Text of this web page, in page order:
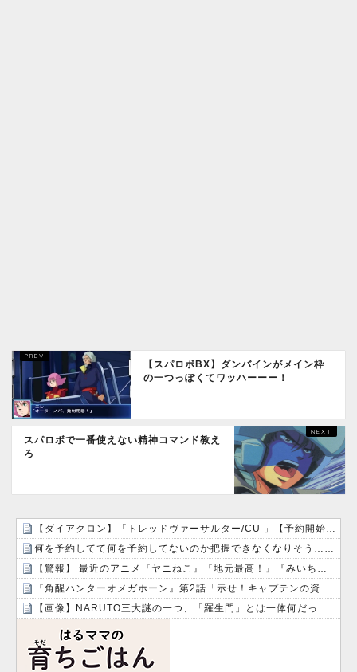
【スパロボBX】ダンバインがメイン枠
の一つっぽくてワッハーーー！
スパロボで一番使えない精神コマンド教え
ろ
【ダイアクロン】「トレッドヴァーサルター/CU 」【予約開始】
何を予約してて何を予約してないのか把握できなくなりそう…！！
【驚報】 最近のアニメ『ヤニねこ』『地元最高！』『みいちゃんと山田さん』『ドカ食いダイスキ！ もちづきさん』
『角醒ハンターオメガホーン』第2話「示せ！キャプテンの資格！」感想・実況まとめ
【画像】NARUTO三大謎の一つ、「羅生門」とは一体何だったのか！？